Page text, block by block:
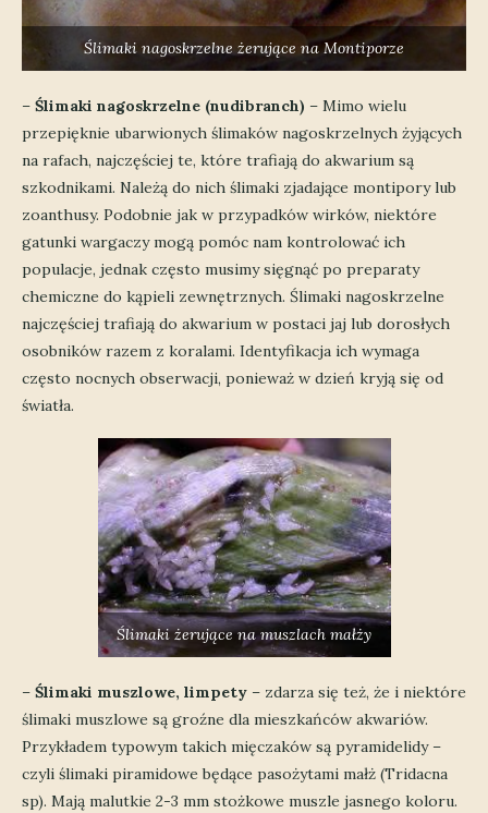
Ślimaki nagoskrzelne żerujące na Montiporze
– Ślimaki nagoskrzelne (nudibranch) – Mimo wielu
przepięknie ubarwionych ślimaków nagoskrzelnych żyjących
na rafach, najczęściej te, które trafiają do akwarium są
szkodnikami. Należą do nich ślimaki zjadające montipory lub
zoanthusy. Podobnie jak w przypadków wirków, niektóre
gatunki wargaczy mogą pomóc nam kontrolować ich
populacje, jednak często musimy sięgnąć po preparaty
chemiczne do kąpieli zewnętrznych. Ślimaki nagoskrzelne
najczęściej trafiają do akwarium w postaci jaj lub dorosłych
osobników razem z koralami. Identyfikacja ich wymaga
często nocnych obserwacji, ponieważ w dzień kryją się od
światła.
Ślimaki żerujące na muszlach małży
– Ślimaki muszlowe, limpety – zdarza się też, że i niektóre
ślimaki muszlowe są groźne dla mieszkańców akwariów.
Przykładem typowym takich mięczaków są pyramidelidy –
czyli ślimaki piramidowe będące pasożytami małż (Tridacna
sp). Mają malutkie 2-3 mm stożkowe muszle jasnego koloru.